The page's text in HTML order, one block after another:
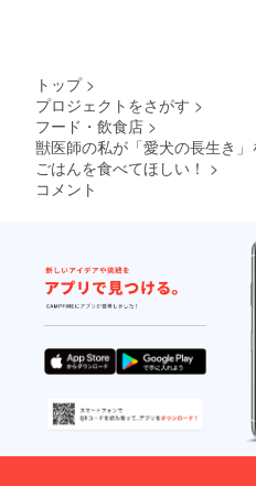
トップ >
プロジェクトをさがす >
フード・飲食店 >
獣医師の私が「愛犬の長生き
ごはんを食べてほしい！ >
コメント